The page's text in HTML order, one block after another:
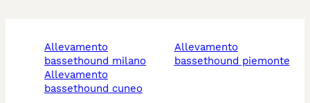
allevamento
bassethound milano
allevamento
bassethound cuneo
allevamento
bassethound piemonte